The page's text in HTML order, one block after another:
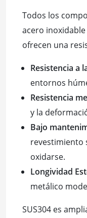
Todos los
acero
ofrecen una
Resistencia a
entornos
Resistencia
y la
Bajo
revestimiento
oxidarse.
Longividad
metálico
SUS304 es